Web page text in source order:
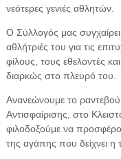
νεότερες γενιές αθλητών.
Ο Σύλλογός μας
αθλήτριές του για τις
φίλους, τους εθελοντές
διαρκώς στο πλευρό του.
Ανανεώνουμε το
Αντισφαίρισης, στο
φιλοδοξούμε να
της αγάπης που δείχνει η